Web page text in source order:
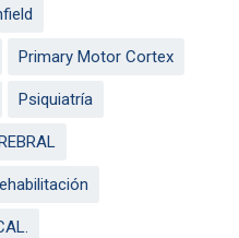
Primary Motor Cortex
Psiquiatría